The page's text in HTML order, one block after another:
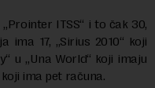
ITSS“ i to čak 30,
ima 17, „Sirius 2010“ koji
u „Una World“ koji imaju
ima pet računa.